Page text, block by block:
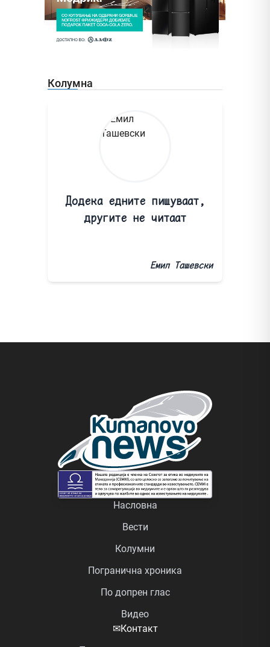
Колумна
Додека едните пишуваат,
другите не читаат
Емил Ташевски
Насловна
Вести
Колумни
Погранична хроника
По допрен глас
Видео
✉Контакт